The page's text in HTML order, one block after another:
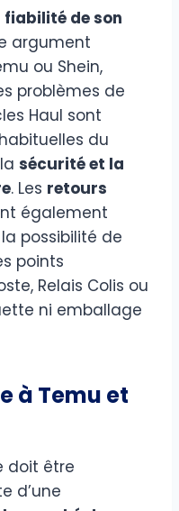
fiabilité de son
argument
ou Shein,
problèmes de
Haul sont
du
sécurité et la
. Les retours
également
possibilité de
points
Relais Colis ou
ni emballage
à Temu et
doit être
d’une